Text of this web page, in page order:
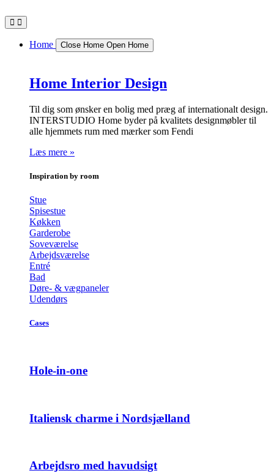
til
indhold
Home
Close Home Open Home
Home Interior Design
Til dig som ønsker en bolig med præg af internationalt design.
INTERSTUDIO Home byder på kvalitets designmøbler til
alle hjemmets rum med mærker som Fendi
Læs mere »
Inspiration by room
Stue
Spisestue
Køkken
Garderobe
Soveværelse
Arbejdsværelse
Entré
Bad
Døre- & vægpaneler
Udendørs
Cases
Hole-in-one
Italiensk charme i Nordsjælland
Arbejdsro med havudsigt